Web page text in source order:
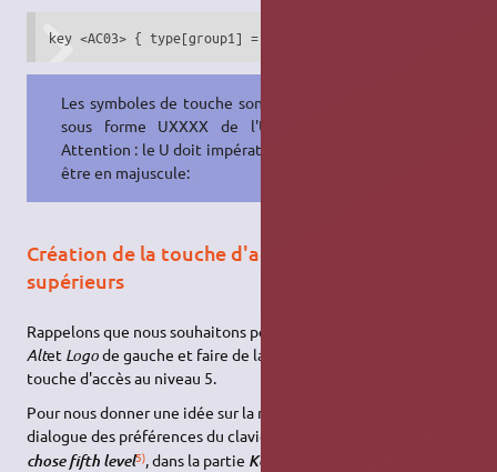
key <AC03> { type[group1] =
Les symboles de touche sont entrés
sous forme UXXXX de l'Unicode.
Attention : le U doit impérativement
être en majuscule:
Création de la touche d'accès au niveau 5 et
supérieurs
Rappelons que nous souhaitons permuter les rôles des touches
Altet Logode gauche et faire de la touche
touche d'accès au niveau 5.
Pour nous donner une idée sur la manière de procéder, dans le
dialogue des préférences du clavier, ajoutons l'option
chose fifth level5), dans la partie Keys to chose fifth level